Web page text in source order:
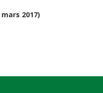
mars 2017)